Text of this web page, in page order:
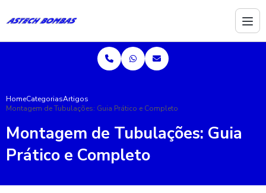
HomeCategoriasArtigos
Montagem de Tubulações: Guia Prático e Completo
Montagem de Tubulações: Guia
Prático e Completo